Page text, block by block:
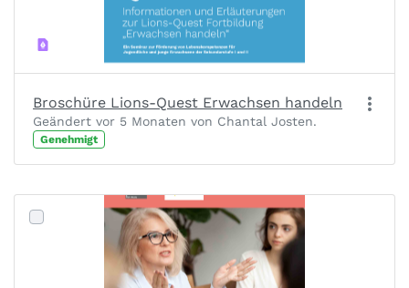
Broschüre Lions-Quest Erwachsen handeln
Geändert vor 5 Monaten von Chantal Josten.
Genehmigt